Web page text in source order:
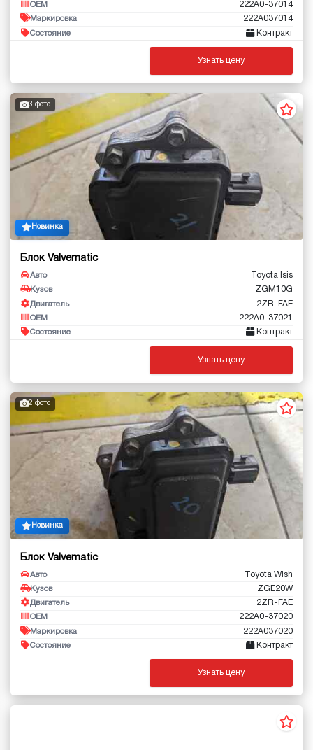
OEM 222A0-37014
Маркировка 222A037014
Состояние Контракт
Узнать цену
3 фото
Новинка
Блок Valvematic
Авто Toyota Isis
Кузов ZGM10G
Двигатель 2ZR-FAE
OEM 222A0-37021
Состояние Контракт
Узнать цену
2 фото
Новинка
Блок Valvematic
Авто Toyota Wish
Кузов ZGE20W
Двигатель 2ZR-FAE
OEM 222A0-37020
Маркировка 222A037020
Состояние Контракт
Узнать цену